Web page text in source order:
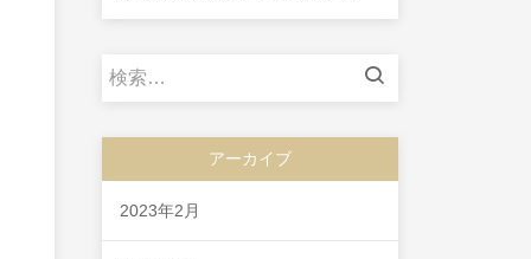
検
アーカイブ
2023年2月